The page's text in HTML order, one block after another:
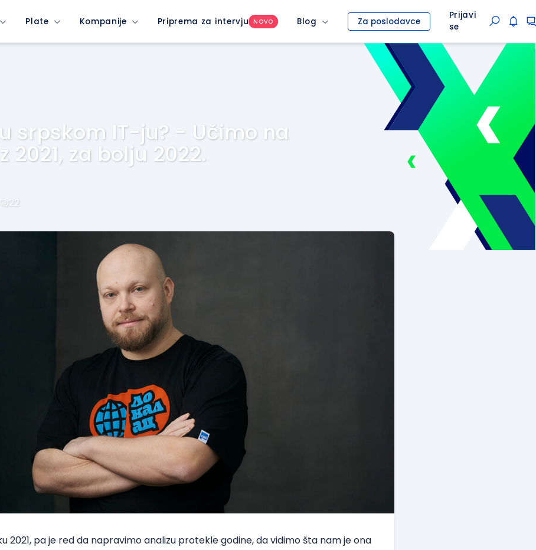
Plate Kompanije Priprema za intervju NOVO Blog Za poslodavce
Prijavi
se
srpskom IT-ju? - Učimo na
2021, za bolju 2022.
22
2021, pa je red da napravimo analizu protekle godine, da vidimo šta nam je ona